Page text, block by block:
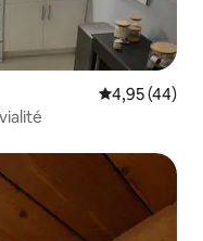
Note
4,95 (44)